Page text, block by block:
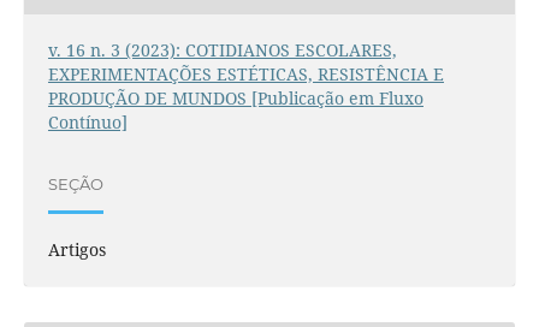
v. 16 n. 3 (2023): COTIDIANOS ESCOLARES,
EXPERIMENTAÇÕES ESTÉTICAS, RESISTÊNCIA E
PRODUÇÃO DE MUNDOS [Publicação em Fluxo
Contínuo]
SEÇÃO
Artigos